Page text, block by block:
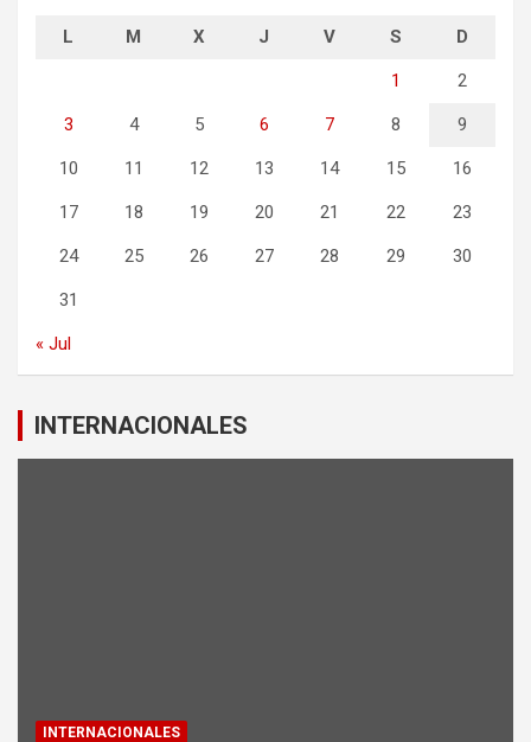
L M X J V S D
1 2
3 4 5 6 7 8 9
10 11 12 13 14 15 16
17 18 19 20 21 22 23
24 25 26 27 28 29 30
31
« Jul
INTERNACIONALES
INTERNACIONALES